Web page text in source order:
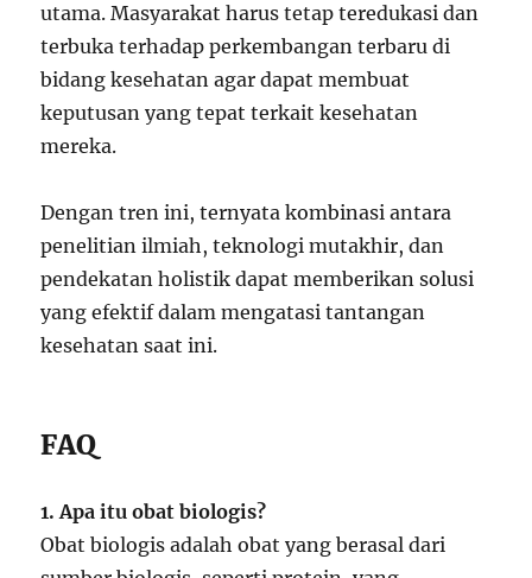
utama. Masyarakat harus tetap teredukasi dan
terbuka terhadap perkembangan terbaru di
bidang kesehatan agar dapat membuat
keputusan yang tepat terkait kesehatan
mereka.
Dengan tren ini, ternyata kombinasi antara
penelitian ilmiah, teknologi mutakhir, dan
pendekatan holistik dapat memberikan solusi
yang efektif dalam mengatasi tantangan
kesehatan saat ini.
FAQ
1. Apa itu obat biologis?
Obat biologis adalah obat yang berasal dari